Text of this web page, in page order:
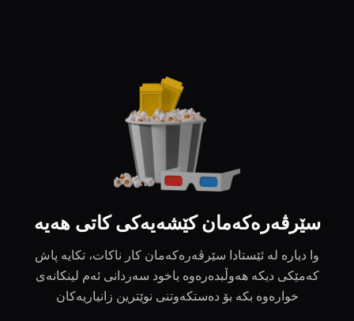
سێرڤەرەکەمان کێشەیەکی کاتی هەیە
وا دیارە لە ئێستادا سێرڤەرەکەمان کار ناکات، تکایە پاش
کەمێکی دیکە هەوڵبدەرەوە یاخود سەردانی ئەم لینکانەی
خوارەوە بکە بۆ دەستکەوتنی نوێترین زانیاریەکان